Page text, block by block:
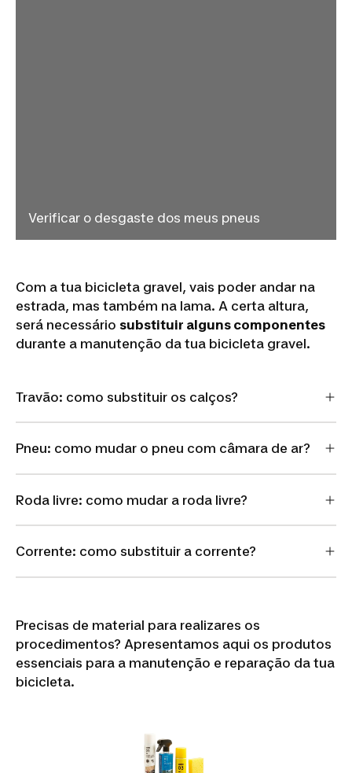
Verificar o desgaste dos meus pneus
Com a tua bicicleta gravel, vais poder andar na
estrada, mas também na lama. A certa altura,
será necessário substituir alguns componentes
durante a manutenção da tua bicicleta gravel.
Travão: como substituir os calços?
Pneu: como mudar o pneu com câmara de ar?
Roda livre: como mudar a roda livre?
Corrente: como substituir a corrente?
Precisas de material para realizares os
procedimentos? Apresentamos aqui os produtos
essenciais para a manutenção e reparação da tua
bicicleta.